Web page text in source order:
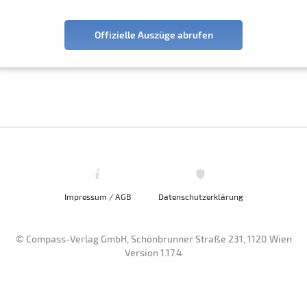
Offizielle Auszüge abrufen
Impressum / AGB Datenschutzerklärung
© Compass-Verlag GmbH, Schönbrunner Straße 231, 1120 Wien
Version 1.17.4